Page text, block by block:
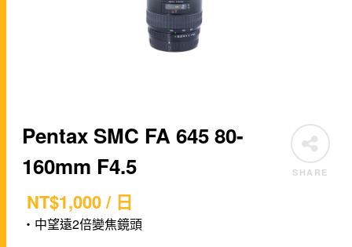
SHARE
Pentax SMC FA 645 80-
160mm F4.5
NT$1,000/ 日
・中望遠2倍變焦鏡頭